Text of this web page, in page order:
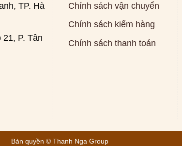
TP. Hà
P. Tân
Chính sách vận chuyển
Chính sách kiểm hàng
Chính sách thanh toán
Bản quyền © Thanh Nga Group